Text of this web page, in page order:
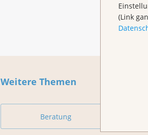
(Link
Weitere Themen
Beratung